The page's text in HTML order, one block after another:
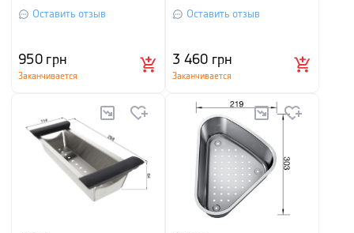
Оставить отзыв
950грн
Заканчивается
Оставить отзыв
3 460 грн
Заканчивается